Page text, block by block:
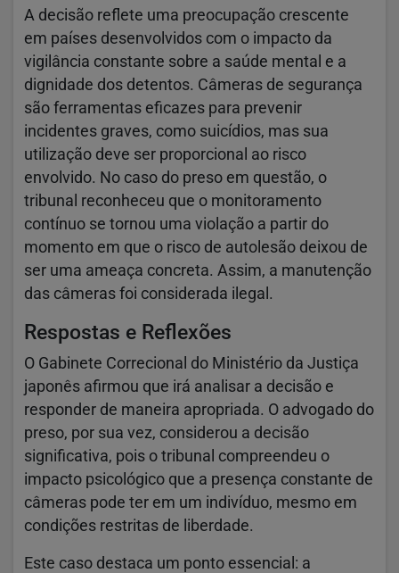
A decisão reflete uma preocupação crescente
em países desenvolvidos com o impacto da
vigilância constante sobre a saúde mental e a
dignidade dos detentos. Câmeras de segurança
são ferramentas eficazes para prevenir
incidentes graves, como suicídios, mas sua
utilização deve ser proporcional ao risco
envolvido. No caso do preso em questão, o
tribunal reconheceu que o monitoramento
contínuo se tornou uma violação a partir do
momento em que o risco de autolesão deixou de
ser uma ameaça concreta. Assim, a manutenção
das câmeras foi considerada ilegal.
Respostas e Reflexões
O Gabinete Correcional do Ministério da Justiça
japonês afirmou que irá analisar a decisão e
responder de maneira apropriada. O advogado do
preso, por sua vez, considerou a decisão
significativa, pois o tribunal compreendeu o
impacto psicológico que a presença constante de
câmeras pode ter em um indivíduo, mesmo em
condições restritas de liberdade.
Este caso destaca um ponto essencial: a